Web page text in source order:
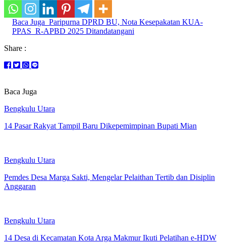
Baca Juga Paripurna DPRD BU, Nota Kesepakatan KUA-
PPAS R-APBD 2025 Ditandatangani
Share :
Baca Juga
Bengkulu Utara
14 Pasar Rakyat Tampil Baru Dikepemimpinan Bupati Mian
Bengkulu Utara
Pemdes Desa Marga Sakti, Mengelar Pelaithan Tertib dan Disiplin
Anggaran
Bengkulu Utara
14 Desa di Kecamatan Kota Arga Makmur Ikuti Pelatihan e-HDW